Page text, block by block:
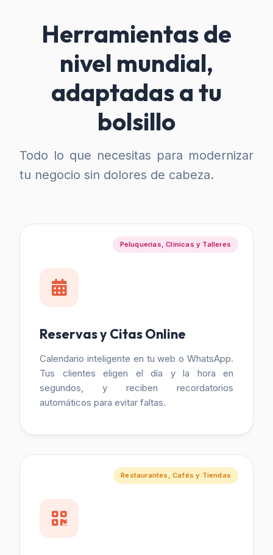
Herramientas de
nivel mundial,
adaptadas a tu
bolsillo
Todo lo que necesitas para modernizar
tu negocio sin dolores de cabeza.
Peluquerías, Clínicas y Talleres
Reservas y Citas Online
Calendario inteligente en tu web o WhatsApp.
Tus clientes eligen el día y la hora en
segundos, y reciben recordatorios
automáticos para evitar faltas.
Restaurantes, Cafés y Tiendas